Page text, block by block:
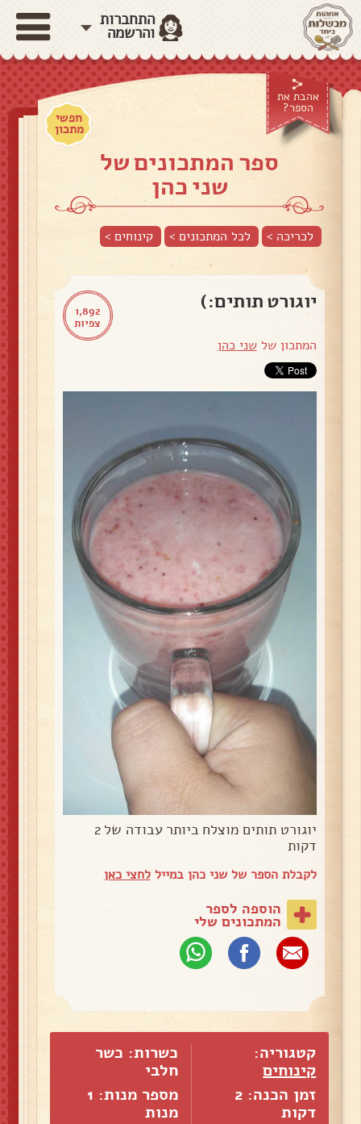
התחברות
והרשמה
אהבת את
הספר?
חפשי
מתכון
ספר המתכונים של
שני כהן
לכריכה > לכל המתכונים > קינוחים>
1,892
צפיות
יוגורט תותים:)
המתכון שלשני כהן
יוגורט תותים מוצלח ביותר עבודה של 2
דקות
לקבלת הספר של שני כהן במייללחצי כאן
הוספה לספר
המתכונים שלי
קטגוריה:
קינוחים
זמן הכנה: 2
דקות
כשרות: כשר
חלבי
מספר מנות: 1
מנות